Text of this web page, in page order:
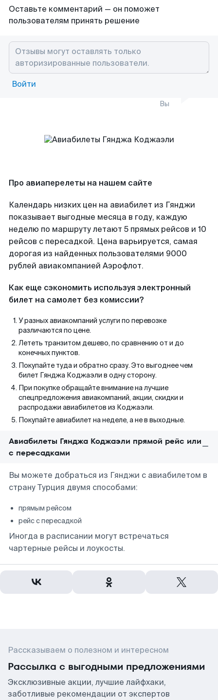
Оставьте комментарий — он поможет
пользователям принять решение
Войти
Вы
Про авиаперелеты на нашем сайте
Календарь низких цен на авиабилет из Гянджи
показывает выгодные месяца в году, каждую
неделю по маршруту летают 5 прямых рейсов и 10
рейсов с пересадкой. Цена варьируется, самая
дорогая из найденных пользователями 9000
рублей авиакомпанией Аэрофлот.
Как еще сэкономить используя электронный
билет на самолет без комиссии?
У разных авиакомпаний услуги по перевозке
различаются по цене.
Лететь транзитом дешево, по сравнению от и до
конечных пунктов.
Покупайте туда и обратно сразу. Это выгоднее чем
билет Гянджа Коджаэли в одну сторону.
При покупке обращайте внимание на лучшие
спецпредложения авиакомпаний, акции, скидки и
распродажи авиабилетов из Коджаэли.
Покупайте авиабилет на неделе, а не в выходные.
Авиабилеты Гянджа Коджаэли прямой рейс или
с пересадками
Вы можете добраться из Гянджи с авиабилетом в
страну Турция двумя способами:
прямым рейсом
рейс с пересадкой
Иногда в расписании могут встречаться
чартерные рейсы и лоукосты.
Рассказываем о полезном и интересном
Рассылка с выгодными предложениями
Эксклюзивные акции, лучшие лайфхаки,
заботливые рекомендации от экспертов